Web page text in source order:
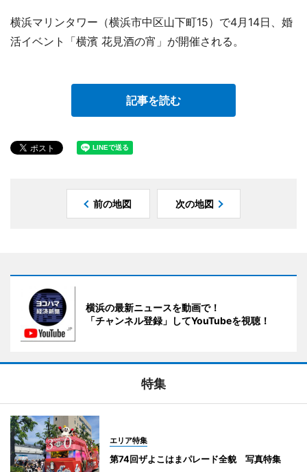
横浜マリンタワー（横浜市中区山下町15）で4月14日、婚
活イベント「横濱 花見酒の宵」が開催される。
記事を読む
前の地図 次の地図
横浜の最新ニュースを動画で！
「チャンネル登録」してYouTubeを視聴！
特集
エリア特集
第74回ザよこはまパレード全貌 写真特集